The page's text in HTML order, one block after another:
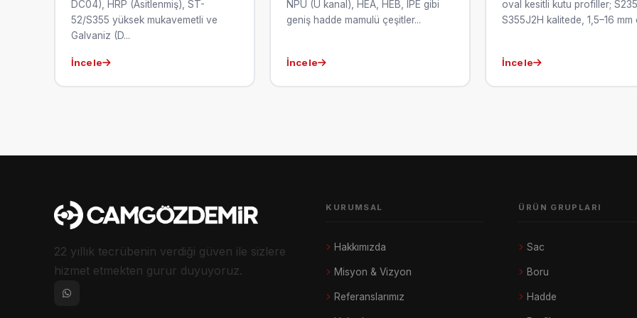
DC04), HRP (Asitlenmiş), ST-
52/S355 yüksek mukavemetli ve
Galvaniz (D...
İncele
NPU (U kanal), HEA, HEB, IPE gibi
geniş hadde mamulü çeşitler...
İncele
oval kesitli kutu profiller;
S355J2H kalitede, 1,5–16 mm
İncele
22 yıllık tecrübenin verdiği güven ile sizlere
hizmet etmekten gurur duyuyoruz.
KURUMSAL
Hakkımızda
Misyon & Vizyon
Referanslarımız
ÜRÜN GRUPLARI
Sac
Boru
Hadde